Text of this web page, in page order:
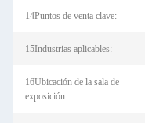
14Puntos de venta clave:
15Industrias aplicables:
16Ubicación de la sala de
exposición: